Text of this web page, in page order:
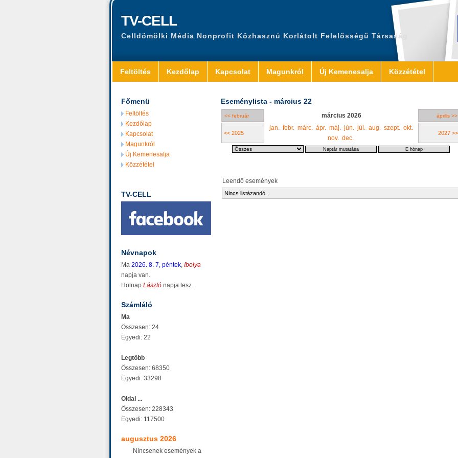
TV-CELL
Celldömölki Média Nonprofit Közhasznú Korlátolt Felelősségű Társaság
Feltöltés Kezdőlap Kapcsolat Magunkról Új Kemenesalja Közzététel
Főmenü
Feltöltés
Kezdőlap
Kapcsolat
Magunkról
Új Kemenesalja
Közzététel
TV-CELL
Névnapok
Ma 2026. 8. 7, péntek, Ibolya
napja van.
Holnap László napja lesz.
Számláló
Ma
Összesen: 24
Egyedi: 22
Legtöbb
Összesen: 68350
Egyedi: 33298
Oldal ...
Összesen: 228343
Egyedi: 117500
augusztus 2026
Nincsenek események a
Eseménylista - március 22
<< február március 2026 április >>
<< 2025
jan. febr. márc. ápr. máj. jún. júl. aug. szept. okt.
nov. dec.
2027 >>
Leendő események
Nincs listázandó.